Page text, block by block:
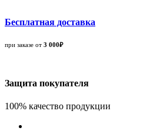
Бесплатная доставка
при заказе от 3 000₽
Защита покупателя
100% качество продукции